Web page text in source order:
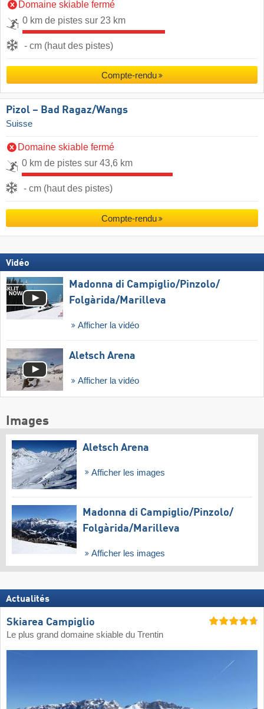
Domaine skiable fermé
0 km de pistes sur 23 km
- cm (haut des pistes)
Compte-rendu
Pizol – Bad Ragaz/​Wangs
Suisse
Domaine skiable fermé
0 km de pistes sur 43,6 km
- cm (haut des pistes)
Compte-rendu
Vidéo
Madonna di Campiglio/​Pinzolo/​
Folgàrida/​Marilleva
Afficher la vidéo
Aletsch Arena
Afficher la vidéo
Images
Aletsch Arena
Afficher les images
Madonna di Campiglio/​Pinzolo/​
Folgàrida/​Marilleva
Afficher les images
Actualités
Skiarea Campiglio
Le plus grand domaine skiable du Trentin